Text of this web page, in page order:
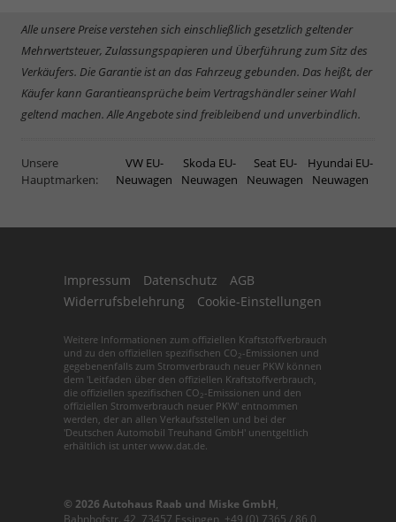
Alle unsere Preise verstehen sich einschließlich gesetzlich geltender
Mehrwertsteuer, Zulassungspapieren und Überführung zum Sitz des
Verkäufers. Die Garantie ist an das Fahrzeug gebunden. Das heißt, der
Käufer kann Garantieansprüche beim Vertragshändler seiner Wahl
geltend machen. Alle Angebote sind freibleibend und unverbindlich.
Unsere
Hauptmarken:
VW EU-
Neuwagen
Skoda EU-
Neuwagen
Seat EU-
Neuwagen
Hyundai EU-
Neuwagen
Impressum Datenschutz
AGB
Widerrufsbelehrung
Cookie-Einstellungen
Weitere Informationen zum offiziellen Kraftstoffverbrauch
und zu den offiziellen spezifischen CO2 -Emissionen und
gegebenenfalls zum Stromverbrauch neuer PKW können
dem 'Leitfaden über den offiziellen Kraftstoffverbrauch,
die offiziellen spezifischen CO2 -Emissionen und den
offiziellen Stromverbrauch neuer PKW' entnommen
werden, der an allen Verkaufsstellen und bei der
'Deutschen Automobil Treuhand GmbH' unentgeltlich
erhältlich ist unter www.dat.de.
© 2026 Autohaus Raab und Miske GmbH,
Bahnhofstr. 42 73457 Essingen, +49 (0) 7365 / 86 0